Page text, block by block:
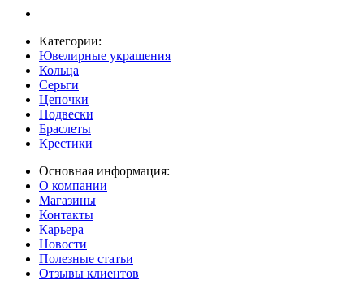
Категории:
Ювелирные украшения
Кольца
Серьги
Цепочки
Подвески
Браслеты
Крестики
Основная информация:
О компании
Магазины
Контакты
Карьера
Новости
Полезные статьи
Отзывы клиентов